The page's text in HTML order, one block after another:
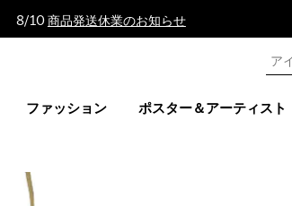
8/10 商品発送休業のお知らせ
ファッション ポスター＆アーティスト